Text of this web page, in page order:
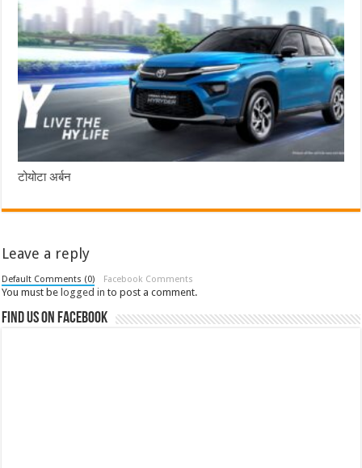
टोयोटा अर्बन
Leave a reply
Default Comments (0) Facebook Comments
You must be logged in to post a comment.
Find us on Facebook